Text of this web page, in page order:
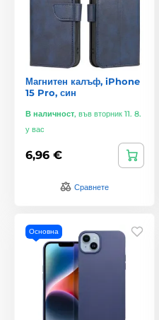
Магнитен калъф, iPhone
15 Pro, син
В наличност, във вторник 11. 8.
у вас
6,96 €
Сравнете
Основна